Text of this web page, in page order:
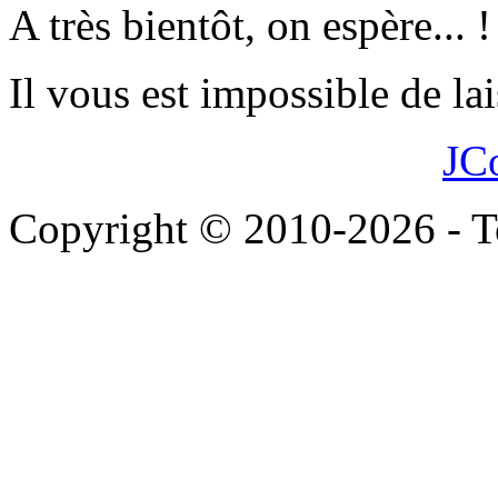
A très bientôt, on espère... !
Il vous est impossible de
Copyright © 2010-2026 -